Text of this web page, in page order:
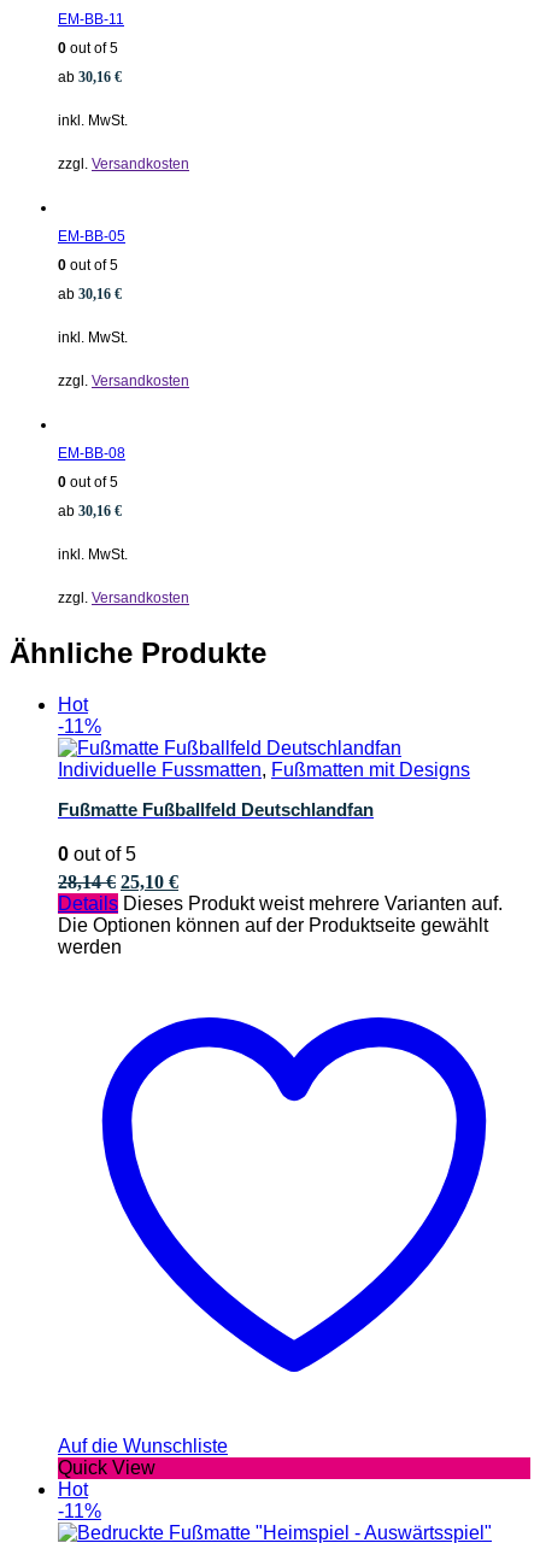
EM-BB-11
0 out of 5
ab 30,16 €
inkl. MwSt.
zzgl. Versandkosten
EM-BB-05
0 out of 5
ab 30,16 €
inkl. MwSt.
zzgl. Versandkosten
EM-BB-08
0 out of 5
ab 30,16 €
inkl. MwSt.
zzgl. Versandkosten
Ähnliche Produkte
Hot
-11%
Individuelle Fussmatten, Fußmatten mit Designs
Fußmatte Fußballfeld Deutschlandfan
0 out of 5
28,14€ 25,10 €
Details Dieses Produkt weist mehrere Varianten auf.
Die Optionen können auf der Produktseite gewählt
werden
Auf die Wunschliste
Quick View
Hot
-11%